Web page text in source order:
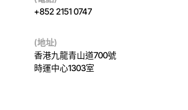
+852 2151 0747
(地址)
香港九龍青山道700號
時運中心1303室